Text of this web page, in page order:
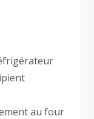
au four